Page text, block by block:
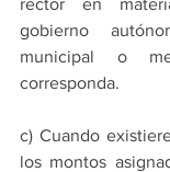
rector en
gobierno
municipal o
corresponda.
c) Cuando
los montos